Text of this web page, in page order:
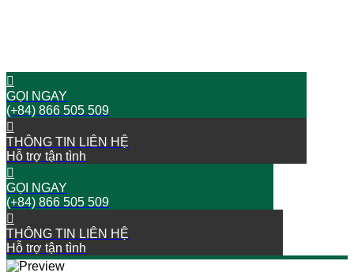
GỌI NGAY
(+84) 866 505 509
THÔNG TIN LIÊN HỆ
Hỗ trợ tận tình
GỌI NGAY
(+84) 866 505 509
THÔNG TIN LIÊN HỆ
Hỗ trợ tận tình